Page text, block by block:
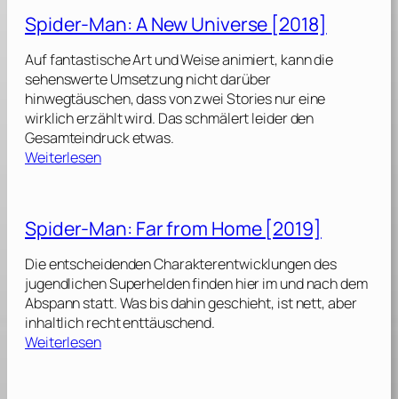
f
h
e
T
e
n
R
g
[
2
0
2
1
2
1
]
e
:
D
a
r
k
P
e
n
i
x
[
2
0
Spider-Man: A New Universe [2018]
Auf fantastische Art und Weise animiert, kann die
sehenswerte Umsetzung nicht darüber
hinwegtäuschen, dass von zwei Stories nur eine
wirklich erzählt wird. Das schmälert leider den
Gesamteindruck etwas.
Weiterlesen:
d
e
r
-
M
a
n
Spider-Man: Far from Home [2019]
Die entscheidenden Charakterentwicklungen des
jugendlichen Superhelden finden hier im und nach dem
Abspann statt. Was bis dahin geschieht, ist nett, aber
inhaltlich recht enttäuschend.
Weiterlesen: